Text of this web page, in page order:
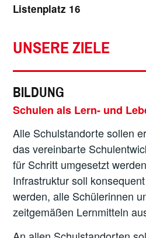
Listenplatz 16
UNSERE ZIELE
BILDUNG
Schulen als Lern- und
Alle Schulstandorte sollen
das vereinbarte
für Schritt umgesetzt
Infrastruktur soll
werden, alle Schülerinnen
zeitgemäßen Lernmitteln